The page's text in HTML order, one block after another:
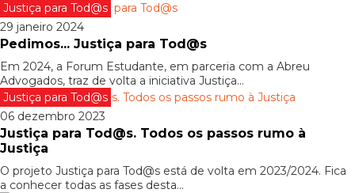
Justiça para Tod@s
29 janeiro 2024
Pedimos... Justiça para Tod@s
Em 2024, a Forum Estudante, em parceria com a Abreu
Advogados, traz de volta a iniciativa Justiça...
Justiça para Tod@s
06 dezembro 2023
Justiça para Tod@s. Todos os passos rumo à
Justiça
O projeto Justiça para Tod@s está de volta em 2023/2024. Fica
a conhecer todas as fases desta...